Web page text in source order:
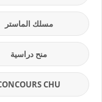
مسلك الماستر
منح دراسية
CHU